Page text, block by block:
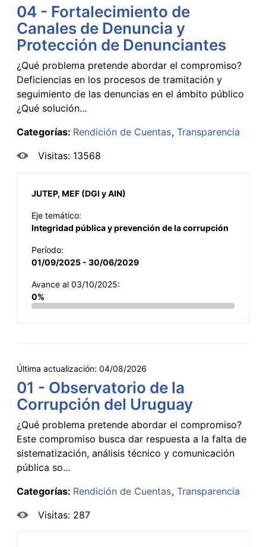
04 - Fortalecimiento de
Canales de Denuncia y
Protección de Denunciantes
¿Qué problema pretende abordar el compromiso?
Deficiencias en los procesos de tramitación y
seguimiento de las denuncias en el ámbito público
¿Qué solución...
Categorías: Rendición de Cuentas Transparencia
Visitas: 13568
JUTEP, MEF (DGI y AIN)
Eje temático:
Integridad pública y prevención de la corrupción
Período:
01/09/2025 - 30/06/2029
Avance al 03/10/2025:
0%
Última actualización: 04/08/2026
01 - Observatorio de la
Corrupción del Uruguay
¿Qué problema pretende abordar el compromiso?
Este compromiso busca dar respuesta a la falta de
sistematización, análisis técnico y comunicación
pública so...
Categorías: Rendición de Cuentas Transparencia
Visitas: 287